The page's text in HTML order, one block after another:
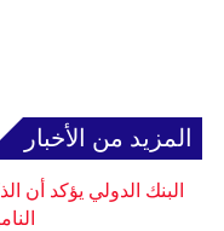
المزيد من الأخبار
البنك الدولي يؤكد أن